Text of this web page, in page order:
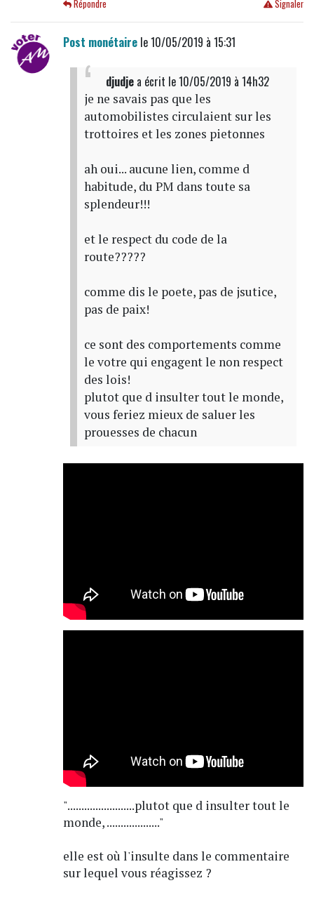
Signaler
Répondre
Post monétairele 10/05/2019 à 15:31
djudjea écrit le 10/05/2019 à 14h32
je ne savais pas que les
automobilistes circulaient sur les
trottoires et les zones pietonnes
ah oui... aucune lien, comme d
habitude, du PM dans toute sa
splendeur!!!
et le respect du code de la
route?????
comme dis le poete, pas de jsutice,
pas de paix!
ce sont des comportements comme
le votre qui engagent le non respect
des lois!
plutot que d insulter tout le monde,
vous feriez mieux de saluer les
prouesses de chacun
"........................plutot que d insulter tout le
monde, ..................."
elle est où l'insulte dans le commentaire
sur lequel vous réagissez ?